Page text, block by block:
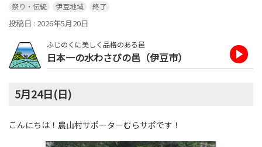
祭り・伝統
伊豆地域 終了
投稿日 : 2026年5月20日
ふじのくに美しく品格のある邑
日本一の水わさびの邑（伊豆市）
5月24日(日)
こんにちは！農山村サポーターむらサポです！